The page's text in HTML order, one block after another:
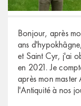
Bonjour, après
ans
et Saint Cyr, j'ai
en 2021. Je
après mon master
l'Antiquité à nos